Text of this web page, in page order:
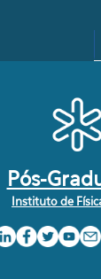
Formulário de
Pós-
Instituto de